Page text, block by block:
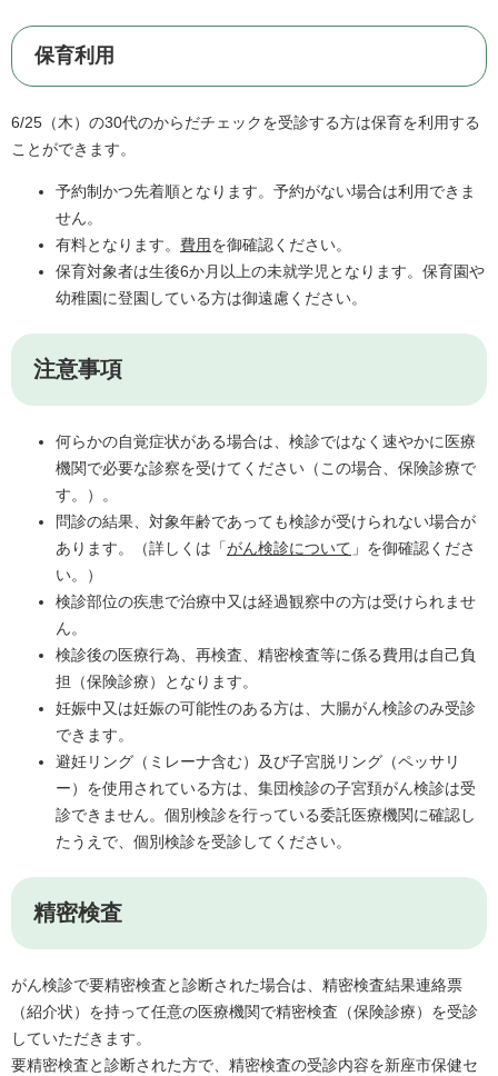
保育利用
6/25（木）の30代のからだチェックを受診する方は保育を利用する
ことができます。
予約制かつ先着順となります。予約がない場合は利用できま
せん。
有料となります。 費用を御確認ください。
保育対象者は生後6か月以上の未就学児となります。保育園や
幼稚園に登園している方は御遠慮ください。
注意事項
何らかの自覚症状がある場合は、検診ではなく速やかに医療
機関で必要な診察を受けてください（この場合、保険診療で
す。）。
問診の結果、対象年齢であっても検診が受けられない場合が
あります。（詳しくは「がん検診について 」を御確認くださ
い。）
検診部位の疾患で治療中又は経過観察中の方は受けられませ
ん。
検診後の医療行為、再検査、精密検査等に係る費用は自己負
担（保険診療）となります。
妊娠中又は妊娠の可能性のある方は、大腸がん検診のみ受診
できます。
避妊リング（ミレーナ含む）及び子宮脱リング（ペッサリ
ー）を使用されている方は、集団検診の子宮頚がん検診は受
診できません。個別検診を行っている委託医療機関に確認し
たうえで、個別検診を受診してください。
精密検査
がん検診で要精密検査と診断された場合は、精密検査結果連絡票
（紹介状）を持って任意の医療機関で精密検査（保険診療）を受診
していただきます。
要精密検査と診断された方で、精密検査の受診内容を新座市保健セ